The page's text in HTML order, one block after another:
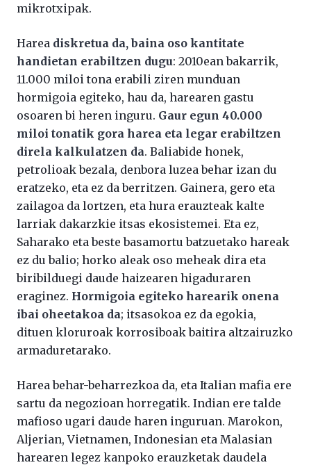
mikrotxipak.
Harea diskretua da, baina oso kantitate
handietan erabiltzen dugu: 2010ean bakarrik,
11.000 miloi tona erabili ziren munduan
hormigoia egiteko, hau da, harearen gastu
osoaren bi heren inguru. Gaur egun 40.000
miloi tonatik gora harea eta legar erabiltzen
direla kalkulatzen da. Baliabide honek,
petrolioak bezala, denbora luzea behar izan du
eratzeko, eta ez da berritzen. Gainera, gero eta
zailagoa da lortzen, eta hura erauzteak kalte
larriak dakarzkie itsas ekosistemei. Eta ez,
Saharako eta beste basamortu batzuetako hareak
ez du balio; horko aleak oso meheak dira eta
biribilduegi daude haizearen higaduraren
eraginez. Hormigoia egiteko harearik onena
ibai oheetakoa da; itsasokoa ez da egokia,
dituen kloruroak korrosiboak baitira altzairuzko
armaduretarako.
Harea behar-beharrezkoa da, eta Italian mafia ere
sartu da negozioan horregatik. Indian ere talde
mafioso ugari daude haren inguruan. Marokon,
Aljerian, Vietnamen, Indonesian eta Malasian
harearen legez kanpoko erauzketak daudela